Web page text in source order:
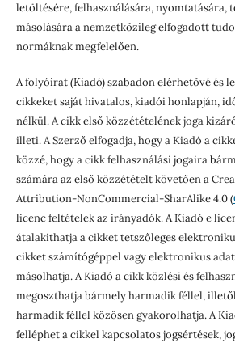
letöltésére, felhasználására, nyomtatására,
másolására a nemzetközileg elfogadott
normáknak megfelelően.
A folyóirat (Kiadó) szabadon elérhetővé és
cikkeket saját hivatalos, kiadói honlapján,
nélkül. A cikk első közzétételének joga
illeti. A Szerző elfogadja, hogy a Kiadó a
közzé, hogy a cikk felhasználási jogaira
számára az első közzétételt követően a
Attribution-NonCommercial-SharAlike 4.0 (
licenc feltételek az irányadók. A Kiadó e
átalakíthatja a cikket tetszőleges
cikket számítógéppel vagy elektronikus
másolhatja. A Kiadó a cikk közlési és
megoszthatja bármely harmadik féllel,
harmadik féllel közösen gyakorolhatja. A
felléphet a cikkel kapcsolatos jogsértések,